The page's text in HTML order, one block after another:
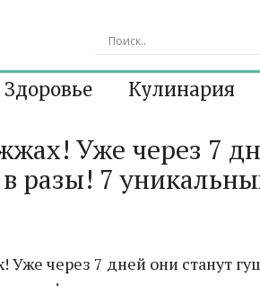
Здоровье Кулинария
Уже через 7
разы! 7